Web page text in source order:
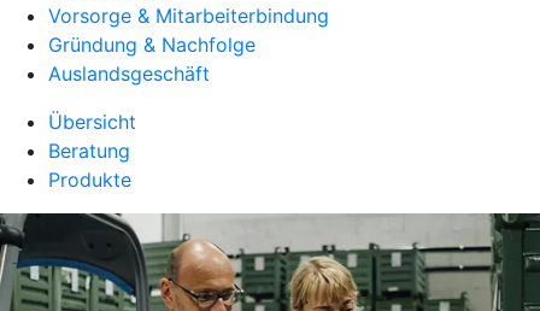
Vorsorge & Mitarbeiterbindung
Gründung & Nachfolge
Auslandsgeschäft
Übersicht
Beratung
Produkte